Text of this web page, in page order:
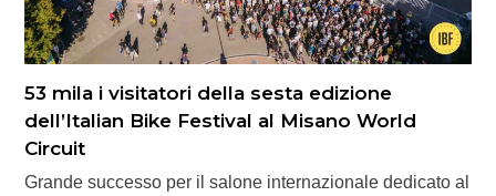
53 mila i visitatori della sesta edizione
dell’Italian Bike Festival al Misano World
Circuit
Grande successo per il salone internazionale dedicato al